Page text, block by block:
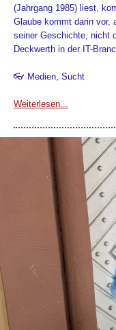
(Jahrgang 1985) liest,
Glaube kommt darin vor,
seiner Geschichte, nicht
Deckwerth in der IT-
👓 Medien, Sucht
Weiterlesen...